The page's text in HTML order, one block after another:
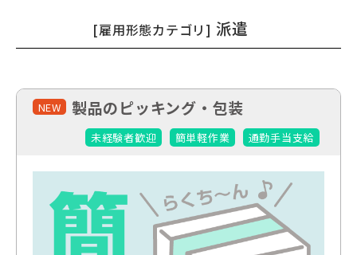
[雇用形態カテゴリ] 派遣
NEW 製品のピッキング・包装
未経験者歓迎 簡単軽作業 通勤手当支給